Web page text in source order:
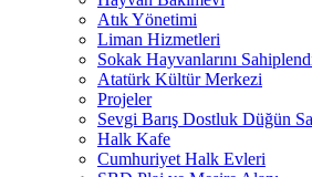
Atık Yönetimi
Liman Hizmetleri
Sokak Hayvanlarını
Atatürk Kültür Merkezi
Projeler
Sevgi Barış Dostluk Düğün
Halk Kafe
Cumhuriyet Halk Evleri